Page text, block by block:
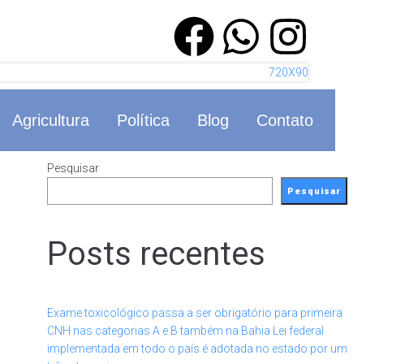
Agricultura Política Blog Contato
Pesquisar
Pesquisar
Posts recentes
Exame toxicológico passa a ser obrigatório para primeira
CNH nas categorias A e B também na Bahia Lei federal
implementada em todo o país é adotada no estado por um